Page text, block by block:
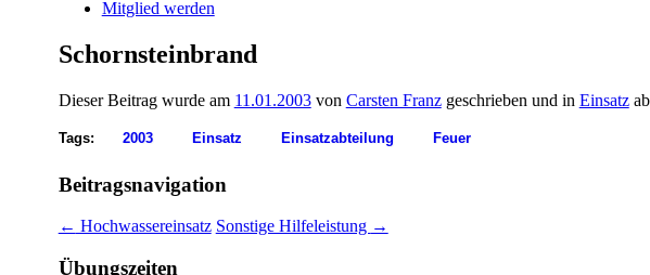
Mitglied werden
Schornsteinbrand
Dieser Beitrag wurde am 11.01.2003von Carsten Franzgeschrieben und in Einsatz
Tags: 2003 Einsatz Einsatzabteilung Feuer
Beitragsnavigation
← Hochwassereinsatz Sonstige Hilfeleistung →
Übungszeiten